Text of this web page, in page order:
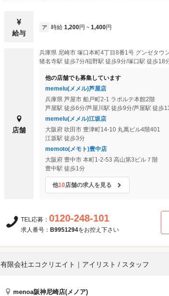
給与
ア 時給 1,200円 ~ 1,400円
店舗
兵庫県 尼崎市 塚口本町4丁目8番1号 グンゼタウ
猪名寺駅 徒歩7分/稲野駅 徒歩9分/塚口駅 徒歩18
他の店舗でも募集しています
memelu(メメル)芦屋店
兵庫県 芦屋市 船戸町2-1 ラポルテ本館2階
芦屋駅 徒歩6分/芦屋川駅 徒歩9分/芦屋駅 徒歩
memelu(メメル)江坂店
大阪府 吹田市 豊津町14-10 丸萬ビル4階401
江坂駅 徒歩3分
memoto(メモト)豊中店
大阪府 豊中市 本町1-2-53 高山第3ビル７階
豊中駅 徒歩1分
他10店舗の求人を見る
TEL応募： 0120-248-101
求人番号： B9951294をお控え下さい
有限会社エコクリエイト ｜ アイリスト / スタッフ
menoa阪神尼崎店(メノア)